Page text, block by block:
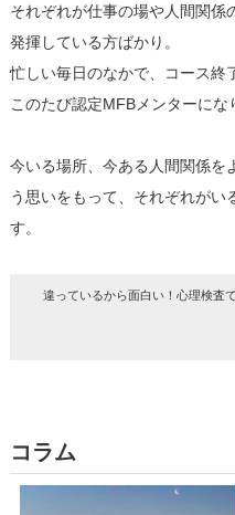
それぞれが仕事の場や人間関係
発揮している方ばかり。
忙しい毎日のなかで、コース終
このたび認定MFBメンターにな
今いる場所、今ある人間関係を
う思いをもって、それぞれがい
す。
違っているから面白い！心理検査
コラム